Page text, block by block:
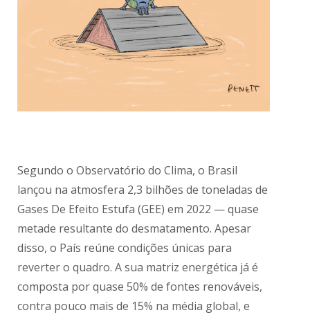
Segundo o Observatório do Clima, o Brasil
lançou na atmosfera 2,3 bilhões de toneladas de
Gases De Efeito Estufa (GEE) em 2022 — quase
metade resultante do desmatamento. Apesar
disso, o País reúne condições únicas para
reverter o quadro. A sua matriz energética já é
composta por quase 50% de fontes renováveis,
contra pouco mais de 15% na média global, e